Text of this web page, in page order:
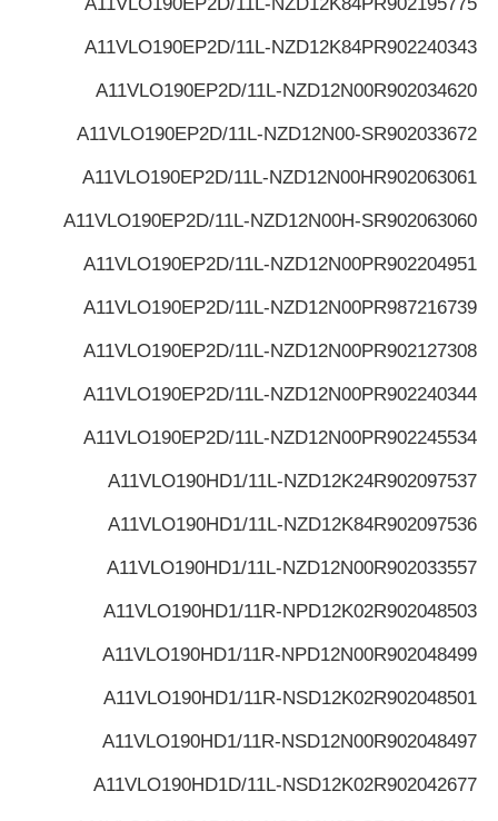
R902240343
A11VLO190EP2D/11L-NZD12K84P
R902034620
A11VLO190EP2D/11L-NZD12N00
R902033672
A11VLO190EP2D/11L-NZD12N00-S
R902063061
A11VLO190EP2D/11L-NZD12N00H
R902063060
A11VLO190EP2D/11L-NZD12N00H-S
R902204951
A11VLO190EP2D/11L-NZD12N00P
R987216739
A11VLO190EP2D/11L-NZD12N00P
R902127308
A11VLO190EP2D/11L-NZD12N00P
R902240344
A11VLO190EP2D/11L-NZD12N00P
R902245534
A11VLO190EP2D/11L-NZD12N00P
R902097537
A11VLO190HD1/11L-NZD12K24
R902097536
A11VLO190HD1/11L-NZD12K84
R902033557
A11VLO190HD1/11L-NZD12N00
R902048503
A11VLO190HD1/11R-NPD12K02
R902048499
A11VLO190HD1/11R-NPD12N00
R902048501
A11VLO190HD1/11R-NSD12K02
R902048497
A11VLO190HD1/11R-NSD12N00
R902042677
A11VLO190HD1D/11L-NSD12K02